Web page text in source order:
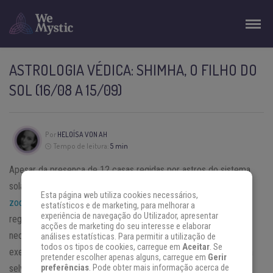
ASTROLOGIA VÉDICA: SHIMHA, O FILHO DO
SOL (16/08 A 15/09)
Por HELOÍSA VON AH
Tempo de leitura: 5 min
Apesar da presença de 12 casas regidas por astros do sistema
solar, a diferença entre a
zodíaco
é bastante evidente. No caso de um nascido sob a
regência de Shimha, este verá claramente que não
necessariamente há semelhanças entreLeãoouVirgem
exemplo – apesar de influenciado pelo Sol, assim como o rei da
selva. Conheça melhor o signo Shimha na astrologia védica!
Esta página web utiliza cookies necessários,
estatísticos e de marketing, para melhorar a
experiência de navegação do Utilizador, apresentar
acções de marketing do seu interesse e elaborar
análises estatísticas. Para permitir a utilização de
todos os tipos de cookies, carregue em Aceitar. Se
pretender escolher apenas alguns, carregue em Gerir
preferências. Pode obter mais informação acerca de